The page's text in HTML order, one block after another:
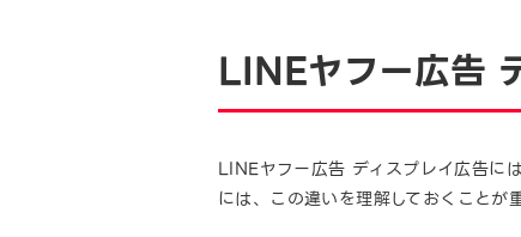
LINEヤフー広告
LINEヤフー広告 ディスプレイ広告に
には、この違いを理解しておくことが重